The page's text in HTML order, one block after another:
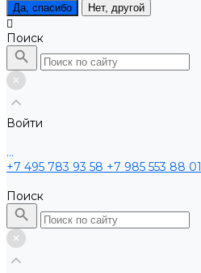
Да, спасибо Нет, другой
Поиск
Войти
...
+7 495 783 93 58 +7 985 553 88 01
Поиск